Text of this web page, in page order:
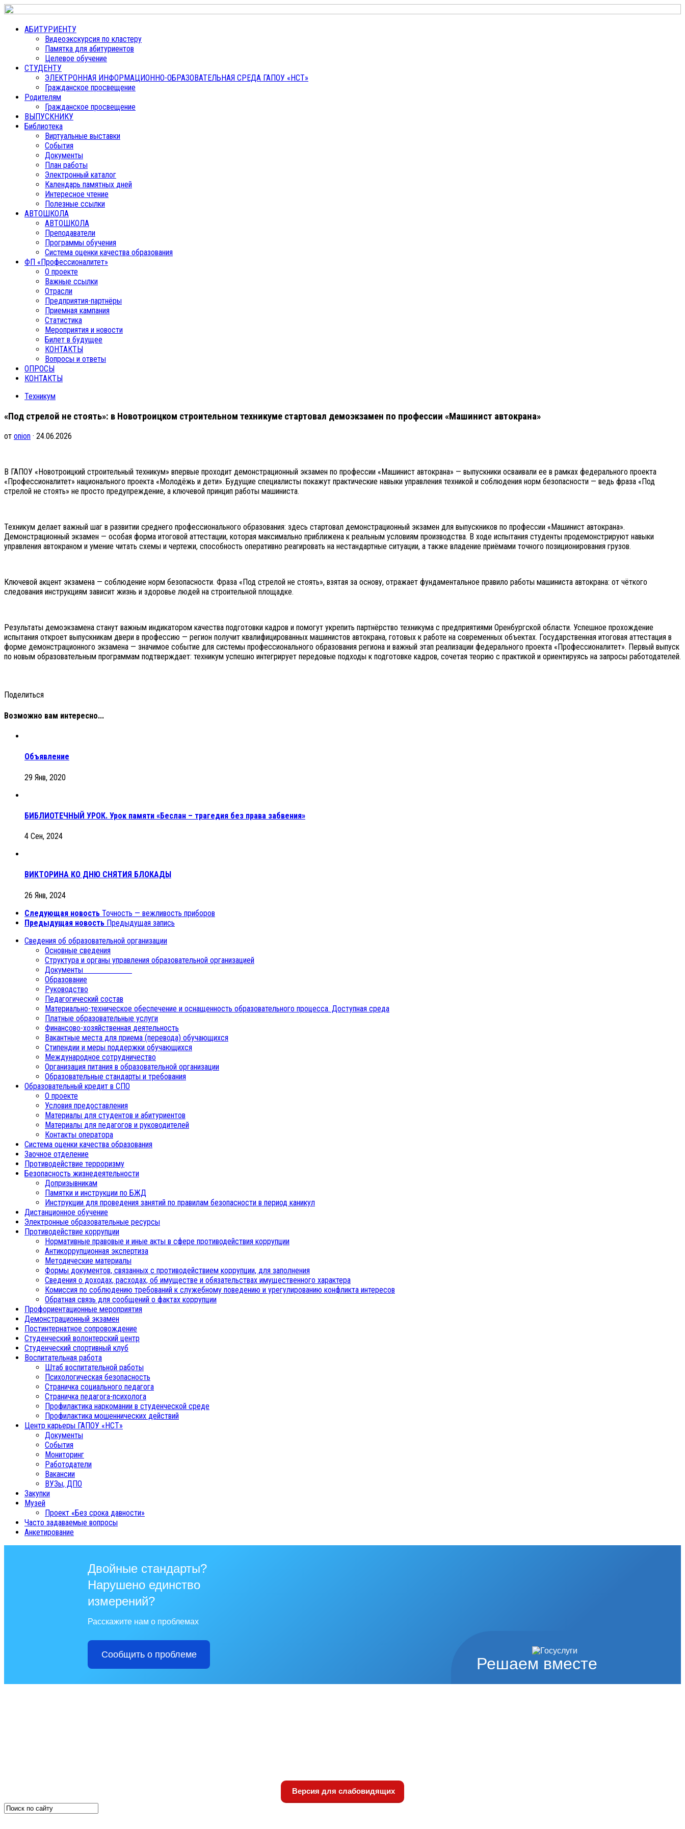
АБИТУРИЕНТУ
Видеоэкскурсия по кластеру
Памятка для абитуриентов
Целевое обучение
СТУДЕНТУ
ЭЛЕКТРОННАЯ ИНФОРМАЦИОННО-ОБРАЗОВАТЕЛЬНАЯ СРЕДА ГАПОУ «НСТ»
Гражданское просвещение
Родителям
Гражданское просвещение
ВЫПУСКНИКУ
Библиотека
Виртуальные выставки
События
Документы
План работы
Электронный каталог
Календарь памятных дней
Интересное чтение
Полезные ссылки
АВТОШКОЛА
АВТОШКОЛА
Преподаватели
Программы обучения
Система оценки качества образования
ФП «Профессионалитет»
О проекте
Важные ссылки
Отрасли
Предприятия-партнёры
Приемная кампания
Статистика
Мероприятия и новости
Билет в будущее
КОНТАКТЫ
Вопросы и ответы
ОПРОСЫ
КОНТАКТЫ
Техникум
«Под стрелой не стоять»: в Новотроицком строительном техникуме стартовал демоэкзамен по профессии «Машинист автокрана»
от onion · 24.06.2026
В ГАПОУ «Новотроицкий строительный техникум» впервые проходит демонстрационный экзамен по профессии «Машинист автокрана» — выпускники осваивали ее в рамках федерального проекта
«Профессионалитет» национального проекта «Молодёжь и дети». Будущие специалисты покажут практические навыки управления техникой и соблюдения норм безопасности — ведь фраза «Под
стрелой не стоять» не просто предупреждение, а ключевой принцип работы машиниста.
Техникум делает важный шаг в развитии среднего профессионального образования: здесь стартовал демонстрационный экзамен для выпускников по профессии «Машинист автокрана».
Демонстрационный экзамен — особая форма итоговой аттестации, которая максимально приближена к реальным условиям производства. В ходе испытания студенты продемонстрируют навыки
управления автокраном и умение читать схемы и чертежи, способность оперативно реагировать на нестандартные ситуации, а также владение приёмами точного позиционирования грузов.
Ключевой акцент экзамена — соблюдение норм безопасности. Фраза «Под стрелой не стоять», взятая за основу, отражает фундаментальное правило работы машиниста автокрана: от чёткого
следования инструкциям зависит жизнь и здоровье людей на строительной площадке.
Результаты демоэкзамена станут важным индикатором качества подготовки кадров и помогут укрепить партнёрство техникума с предприятиями Оренбургской области. Успешное прохождение
испытания откроет выпускникам двери в профессию — регион получит квалифицированных машинистов автокрана, готовых к работе на современных объектах. Государственная итоговая аттестация в
форме демонстрационного экзамена — значимое событие для системы профессионального образования региона и важный этап реализации федерального проекта «Профессионалитет». Первый выпуск
по новым образовательным программам подтверждает: техникум успешно интегрирует передовые подходы к подготовке кадров, сочетая теорию с практикой и ориентируясь на запросы работодателей.
Поделиться
Возможно вам интересно...
Объявление
29 Янв, 2020
БИБЛИОТЕЧНЫЙ УРОК. Урок памяти «Беслан – трагедия без права забвения»
4 Сен, 2024
ВИКТОРИНА КО ДНЮ СНЯТИЯ БЛОКАДЫ
26 Янв, 2024
Следующая новость Точность — вежливость приборов
Предыдущая новость Предыдущая запись
Сведения об образовательной организации
Основные сведения
Структура и органы управления образовательной организацией
Документы
Образование
Руководство
Педагогический состав
Материально-техническое обеспечение и оснащенность образовательного процесса. Доступная среда
Платные образовательные услуги
Финансово-хозяйственная деятельность
Вакантные места для приема (перевода) обучающихся
Стипендии и меры поддержки обучающихся
Международное сотрудничество
Организация питания в образовательной организации
Образовательные стандарты и требования
Образовательный кредит в СПО
О проекте
Условия предоставления
Материалы для студентов и абитуриентов
Материалы для педагогов и руководителей
Контакты оператора
Система оценки качества образования
Заочное отделение
Противодействие терроризму
Безопасность жизнедеятельности
Допризывникам
Памятки и инструкции по БЖД
Инструкции для проведения занятий по правилам безопасности в период каникул
Дистанционное обучение
Электронные образовательные ресурсы
Противодействие коррупции
Нормативные правовые и иные акты в сфере противодействия коррупции
Антикоррупционная экспертиза
Методические материалы
Формы документов, связанных с противодействием коррупции, для заполнения
Сведения о доходах, расходах, об имуществе и обязательствах имущественного характера
Комиссия по соблюдению требований к служебному поведению и урегулированию конфликта интересов
Обратная связь для сообщений о фактах коррупции
Профориентационные мероприятия
Демонстрационный экзамен
Постинтернатное сопровождение
Студенческий волонтерский центр
Студенческий спортивный клуб
Воспитательная работа
Штаб воспитательной работы
Психологическая безопасность
Страничка социального педагога
Страничка педагога-психолога
Профилактика наркомании в студенческой среде
Профилактика мошеннических действий
Центр карьеры ГАПОУ «НСТ»
Документы
События
Мониторинг
Работодатели
Вакансии
ВУЗы, ДПО
Закупки
Музей
Проект «Без срока давности»
Часто задаваемые вопросы
Анкетирование
Решаем вместе
Двойные стандарты?
Нарушено единство
измерений?
Расскажите нам о проблемах
Сообщить о проблеме
Версия для слабовидящих